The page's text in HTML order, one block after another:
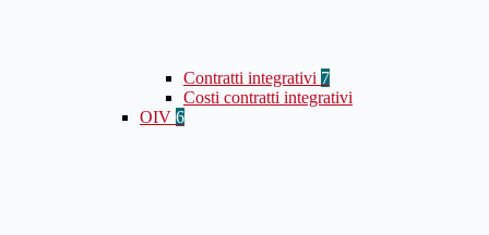
Contratti integrativi 7
Costi contratti integrativi
OIV 6